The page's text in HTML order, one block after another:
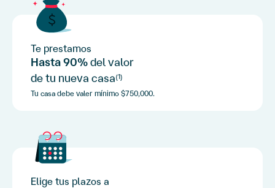
Te prestamos
Hasta 90% del valor
de tu nueva casa(1)
Tu casa debe valer mínimo $750,000.
Elige tus plazos a